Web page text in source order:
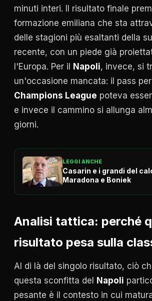
minuti interi. Il risultato finale
formazione emiliana che sta
delle stagioni più esaltanti della
recente, con un piede già
l'Europa. Per il
Napoli, invece, si
un'occasione mancata: il pass
Champions League poteva
e invece il cammino si allunga
giorni.
LEGGI ANCHE
Casarin e i grandi del
Maradona e Boniek
Analisi tattica: perché
risultato pesa sulla
Al di là del singolo risultato, ciò
questa sconfitta del
Napoli
pesante è il contesto in cui